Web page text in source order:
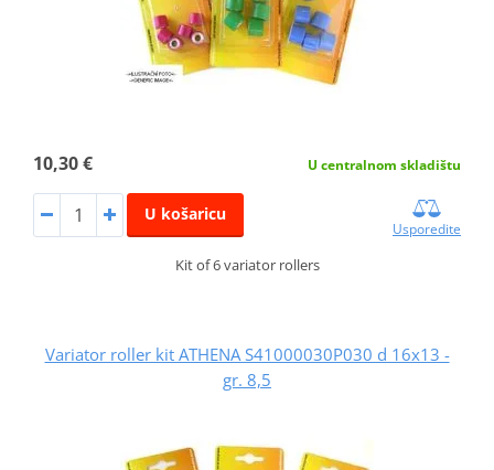
10,30 € U centralnom skladištu
U košaricu
Usporedite
Kit of 6 variator rollers
Variator roller kit ATHENA S41000030P030 d 16x13 -
gr. 8,5